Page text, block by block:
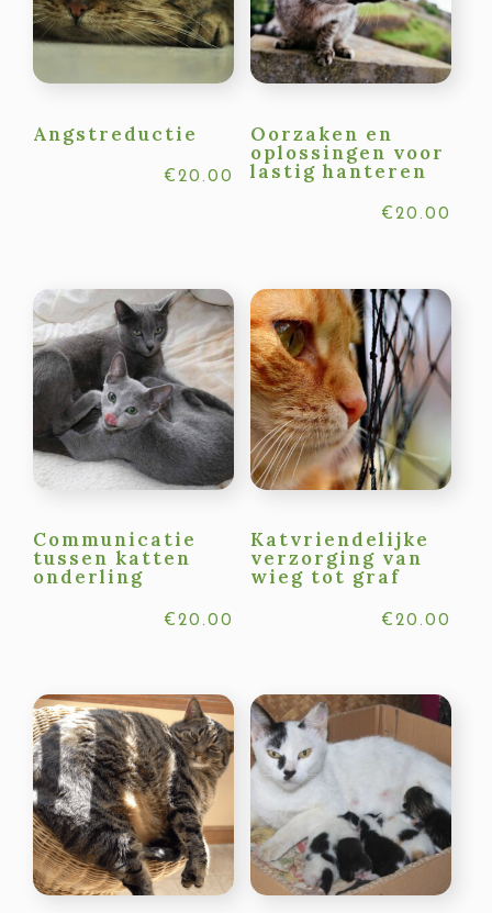
Angstreductie
€ 20.00
Oorzaken en
oplossingen voor
lastig hanteren
€ 20.00
Communicatie
tussen katten
onderling
€ 20.00
Katvriendelijke
verzorging van
wieg tot graf
€ 20.00